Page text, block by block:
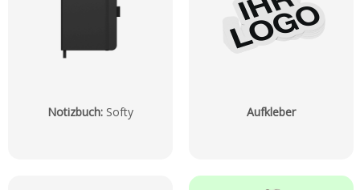
Notizbuch: Softy Aufkleber